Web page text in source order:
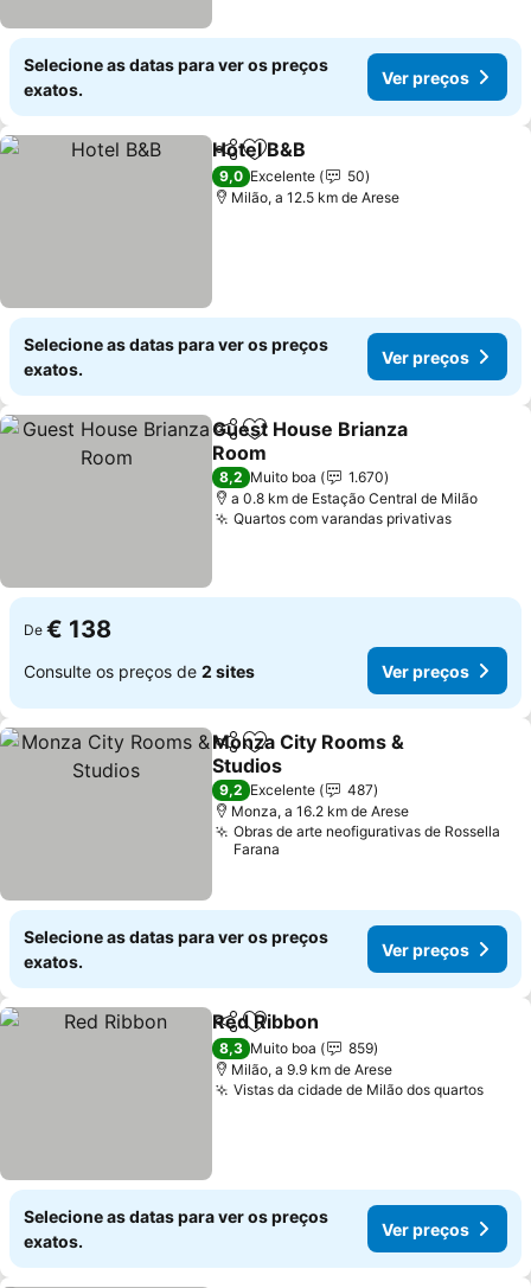
Selecione as datas para ver os preços
exatos.
Ver preços
PartilharAdicionar aos favoritos
Hotel B&B
9,0 Excelente
50
Milão, a 12.5 km de Arese
Selecione as datas para ver os preços
exatos.
Ver preços
PartilharAdicionar aos favoritos
Guest House Brianza
Room
Ver preços
8,2 Muito boa
1.670
a 0.8 km de Estação Central de Milão
Quartos com varandas privativasVer
De € 138
Consulte os preços de 2 sites Ver preços
PartilharAdicionar aos favoritos
Monza City Rooms &
Studios
Ver preços
9,2 Excelente
487
Monza, a 16.2 km de Arese
Obras de arte neofigurativas de Rossella
Farana
Selecione as datas para ver os preços
exatos.
Ver preços
PartilharAdicionar aos favoritos
Red Ribbon
8,3 Muito boa
859
Milão, a 9.9 km de Arese
Vistas da cidade de Milão dos quartosVer
Selecione as datas para ver os preços
exatos.
Ver preços